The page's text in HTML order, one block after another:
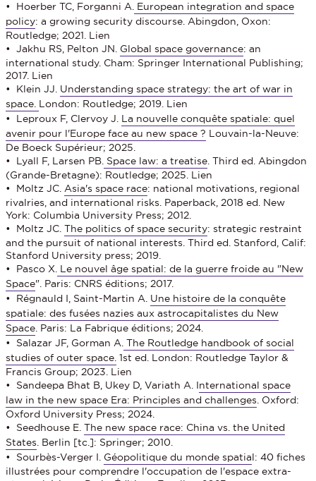
• Hoerber TC, Forganni A. European integration and space
policy: a growing security discourse. Abingdon, Oxon:
Routledge; 2021. Lien
• Jakhu RS, Pelton JN. Global space governance: an
international study. Cham: Springer International Publishing;
2017. Lien
• Klein JJ. Understanding space strategy: the art of war in
space. London: Routledge; 2019. Lien
• Leproux F, Clervoy J. La nouvelle conquête spatiale: quel
avenir pour l'Europe face au new space ? Louvain-la-Neuve:
De Boeck Supérieur; 2025.
• Lyall F, Larsen PB. Space law: a treatise. Third ed. Abingdon
(Grande-Bretagne): Routledge; 2025. Lien
• Moltz JC.Asia's space race: national motivations, regional
rivalries, and international risks. Paperback, 2018 ed. New
York: Columbia University Press; 2012.
• Moltz JC.The politics of space security: strategic restraint
and the pursuit of national interests. Third ed. Stanford, Calif:
Stanford University press; 2019.
• Pasco X. Le nouvel âge spatial: de la guerre froide au "New
Space". Paris: CNRS éditions; 2017.
• Régnauld I, Saint-Martin A. Une histoire de la conquête
spatiale: des fusées nazies aux astrocapitalistes du New
Space. Paris: La Fabrique éditions; 2024.
• Salazar JF, Gorman A. The Routledge handbook of social
studies of outer space. 1st ed. London: Routledge Taylor &
Francis Group; 2023. Lien
• Sandeepa Bhat B, Ukey D, Variath A. International space
law in the new space Era: Principles and challenges. Oxford:
Oxford University Press; 2024.
• Seedhouse E.The new space race: China vs. the United
States. Berlin [tc.]: Springer; 2010.
• Sourbès-Verger I. Géopolitique du monde spatial: 40 fiches
illustrées pour comprendre l'occupation de l'espace extra-